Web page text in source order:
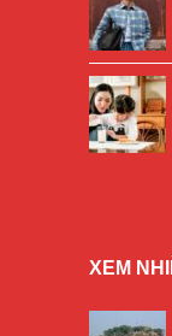
XEM